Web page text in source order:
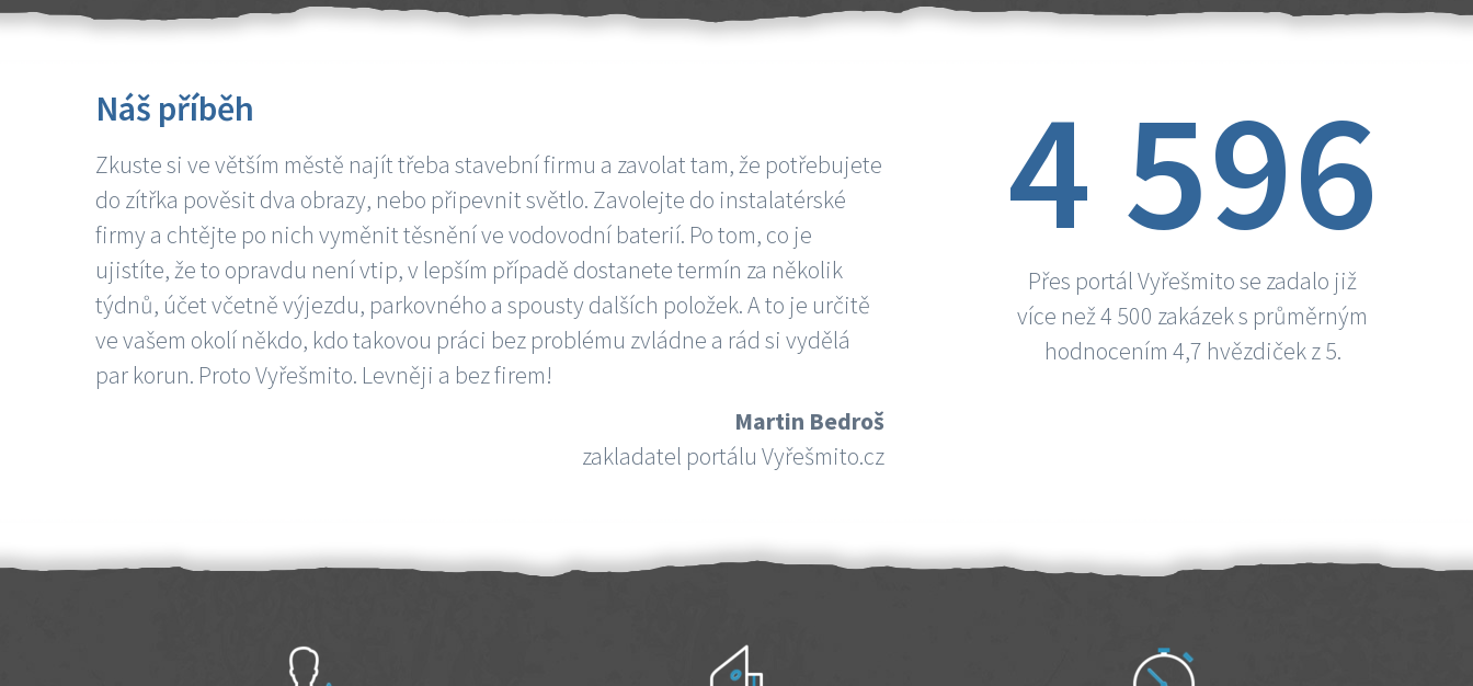
Náš příběh
Zkuste si ve větším městě najít třeba stavební firmu a zavolat tam, že potřebujete
do zítřka pověsit dva obrazy, nebo připevnit světlo. Zavolejte do instalatérské
firmy a chtějte po nich vyměnit těsnění ve vodovodní baterií. Po tom, co je
ujistíte, že to opravdu není vtip, v lepším případě dostanete termín za několik
týdnů, účet včetně výjezdu, parkovného a spousty dalších položek. A to je určitě
ve vašem okolí někdo, kdo takovou práci bez problému zvládne a rád si vydělá
par korun. Proto Vyřešmito. Levněji a bez firem!
Martin Bedroš
zakladatel portálu Vyřešmito.cz
4 596
Přes portál Vyřešmito se zadalo již
více než 4 500 zakázek s průměrným
hodnocením 4,7 hvězdiček z 5.